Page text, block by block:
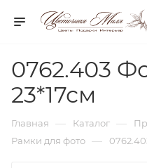
0762.403
23*17см
Главная — Каталог —
Рамки для фото —